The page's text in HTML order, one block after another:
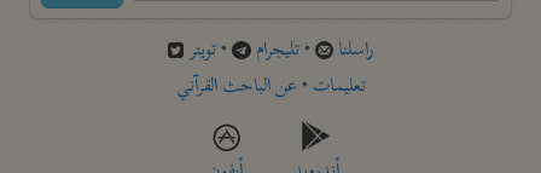
راسلنا •تليجرام •تويتر
تعليمات •عن الباحث القرآني